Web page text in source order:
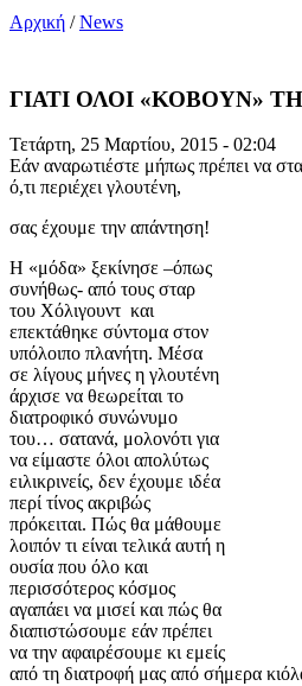
Αρχική /News
ΓΙΑΤΙ ΟΛΟΙ «ΚΟΒΟΥΝ»
Τετάρτη, 25 Μαρτίου, 2015 - 02:04
Εάν αναρωτιέστε μήπως πρέπει να
ό,τι περιέχει γλουτένη,
σας έχουμε την απάντηση!
Η «μόδα» ξεκίνησε –όπως
συνήθως- από τους σταρ
του Χόλιγουντ και
επεκτάθηκε σύντομα στον
υπόλοιπο πλανήτη. Μέσα
σε λίγους μήνες η γλουτένη
άρχισε να θεωρείται το
διατροφικό συνώνυμο
του… σατανά, μολονότι για
να είμαστε όλοι απολύτως
ειλικρινείς, δεν έχουμε ιδέα
περί τίνος ακριβώς
πρόκειται. Πώς θα μάθουμε
λοιπόν τι είναι τελικά αυτή η
ουσία που όλο και
περισσότερος κόσμος
αγαπάει να μισεί και πώς θα
διαπιστώσουμε εάν πρέπει
να την αφαιρέσουμε κι εμείς
από τη διατροφή μας από σήμερα